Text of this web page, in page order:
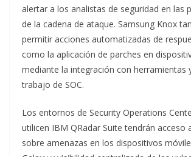
alertar a los analistas de seguridad en las
de la cadena de ataque. Samsung Knox
permitir acciones automatizadas de
como la aplicación de parches en
mediante la integración con herramientas
trabajo de SOC.
Los entornos de Security Operations
utilicen IBM QRadar Suite tendrán acceso
sobre amenazas en los dispositivos